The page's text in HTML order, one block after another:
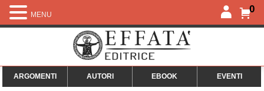
0
ARGOMENTI AUTORI EBOOK EVENTI
MENU